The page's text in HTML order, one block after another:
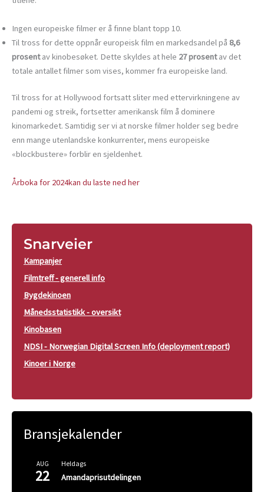
Ingen europeiske filmer er å finne blant topp 10.
Til tross for dette oppnår europeisk film en markedsandel på 8,6
prosentav kinobesøket. Dette skyldes at hele 27 prosentav det
totale antallet filmer som vises, kommer fra europeiske land.
Til tross for at Hollywood fortsatt sliter med ettervirkningene av
pandemi og streik, fortsetter amerikansk film å dominere
kinomarkedet. Samtidig ser vi at norske filmer holder seg bedre
enn mange utenlandske konkurrenter, mens europeiske
«blockbustere» forblir en sjeldenhet.
Årboka for 2024kan du laste ned her
Snarveier
Kampanjer
Filmtreff - generell info
Bygdekinoen
Månedsstatistikk - oversikt
Kinobasen
NDSI - Norwegian Digital Screen Info (deployment report)
Kinoer i Norge
Bransjekalender
AUG
22
Heldags
Amandaprisutdelingen